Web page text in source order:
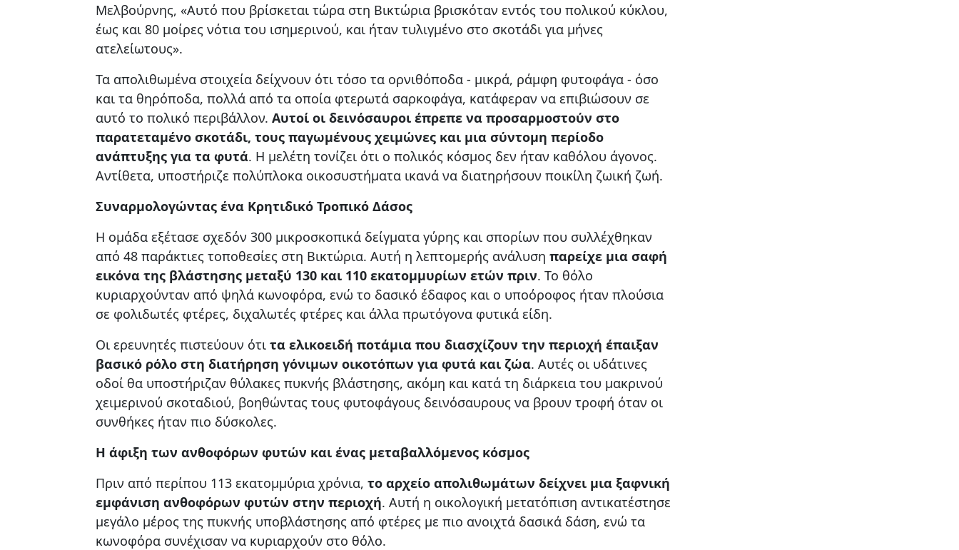
Μελβούρνης, «Αυτό που βρίσκεται τώρα στη Βικτώρια βρισκόταν εντός του πολικού κύκλου,
έως και 80 μοίρες νότια του ισημερινού, και ήταν τυλιγμένο στο σκοτάδι για μήνες
ατελείωτους».
Τα απολιθωμένα στοιχεία δείχνουν ότι τόσο τα ορνιθόποδα - μικρά, ράμφη φυτοφάγα - όσο
και τα θηρόποδα, πολλά από τα οποία φτερωτά σαρκοφάγα, κατάφεραν να επιβιώσουν σε
αυτό το πολικό περιβάλλον. Αυτοί οι δεινόσαυροι έπρεπε να προσαρμοστούν στο
παρατεταμένο σκοτάδι, τους παγωμένους χειμώνες και μια σύντομη περίοδο
ανάπτυξης για τα φυτά. Η μελέτη τονίζει ότι ο πολικός κόσμος δεν ήταν καθόλου άγονος.
Αντίθετα, υποστήριζε πολύπλοκα οικοσυστήματα ικανά να διατηρήσουν ποικίλη ζωική ζωή.
Συναρμολογώντας ένα Κρητιδικό Τροπικό Δάσος
Η ομάδα εξέτασε σχεδόν 300 μικροσκοπικά δείγματα γύρης και σπορίων που συλλέχθηκαν
από 48 παράκτιες τοποθεσίες στη Βικτώρια. Αυτή η λεπτομερής ανάλυση παρείχε μια σαφή
εικόνα της βλάστησης μεταξύ 130 και 110 εκατομμυρίων ετών πριν. Το θόλο
κυριαρχούνταν από ψηλά κωνοφόρα, ενώ το δασικό έδαφος και ο υποόροφος ήταν πλούσια
σε φολιδωτές φτέρες, διχαλωτές φτέρες και άλλα πρωτόγονα φυτικά είδη.
Οι ερευνητές πιστεύουν ότι τα ελικοειδή ποτάμια που διασχίζουν την περιοχή έπαιξαν
βασικό ρόλο στη διατήρηση γόνιμων οικοτόπων για φυτά και ζώα. Αυτές οι υδάτινες
οδοί θα υποστήριζαν θύλακες πυκνής βλάστησης, ακόμη και κατά τη διάρκεια του μακρινού
χειμερινού σκοταδιού, βοηθώντας τους φυτοφάγους δεινόσαυρους να βρουν τροφή όταν οι
συνθήκες ήταν πιο δύσκολες.
Η άφιξη των ανθοφόρων φυτών και ένας μεταβαλλόμενος κόσμος
Πριν από περίπου 113 εκατομμύρια χρόνια, το αρχείο απολιθωμάτων δείχνει μια ξαφνική
εμφάνιση ανθοφόρων φυτών στην περιοχή. Αυτή η οικολογική μετατόπιση αντικατέστησε
μεγάλο μέρος της πυκνής υποβλάστησης από φτέρες με πιο ανοιχτά δασικά δάση, ενώ τα
κωνοφόρα συνέχισαν να κυριαρχούν στο θόλο.